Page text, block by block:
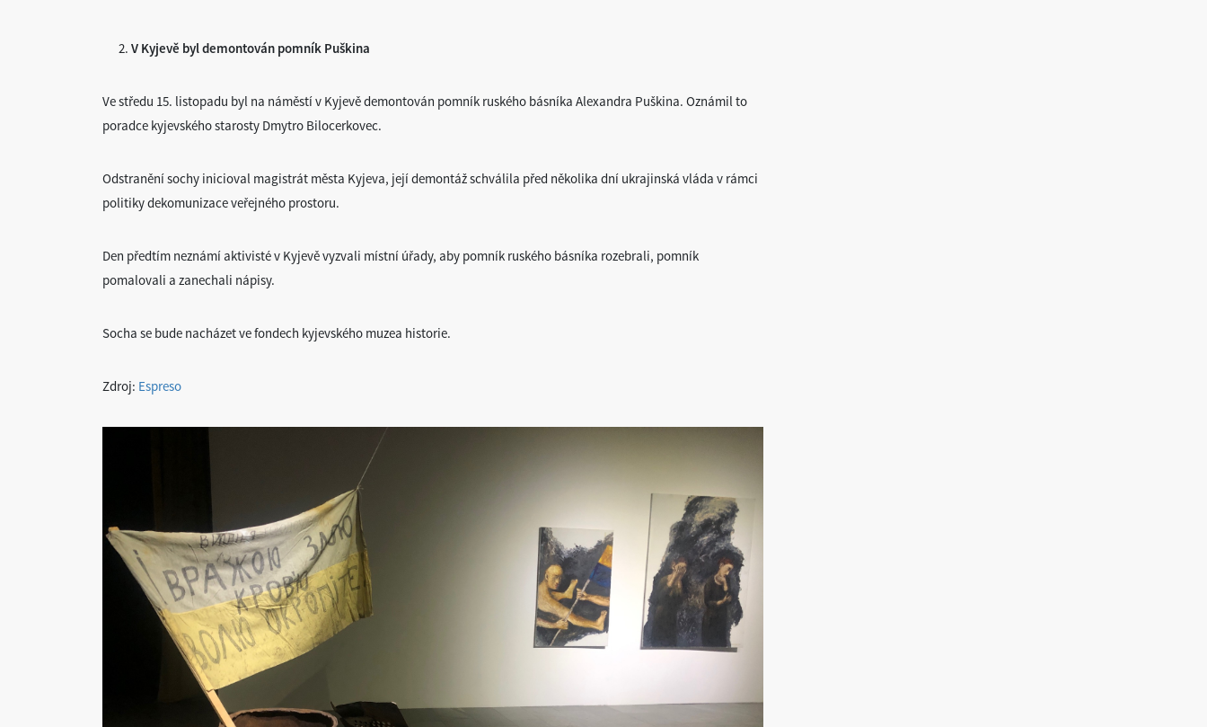
V Kyjevě byl demontován pomník Puškina
Ve středu 15. listopadu byl na náměstí v Kyjevě demontován pomník ruského básníka Alexandra Puškina. Oznámil to
poradce kyjevského starosty Dmytro Bilocerkovec.
Odstranění sochy inicioval magistrát města Kyjeva, její demontáž schválila před několika dní ukrajinská vláda v rámci
politiky dekomunizace veřejného prostoru.
Den předtím neznámí aktivisté v Kyjevě vyzvali místní úřady, aby pomník ruského básníka rozebrali, pomník
pomalovali a zanechali nápisy.
Socha se bude nacházet ve fondech kyjevského muzea historie.
Zdroj: Espreso